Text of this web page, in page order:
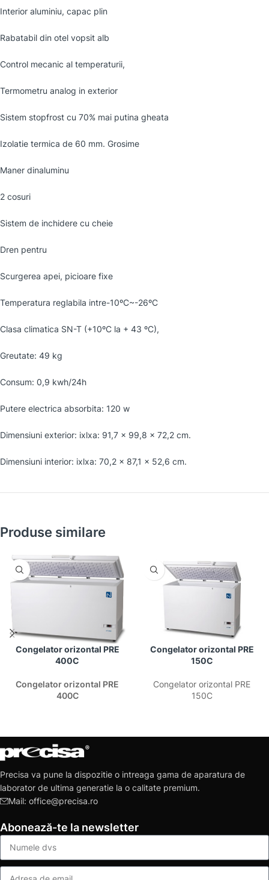
Interior aluminiu, capac plin
Rabatabil din otel vopsit alb
Control mecanic al temperaturii,
Termometru analog in exterior
Sistem stopfrost cu 70% mai putina gheata
Izolatie termica de 60 mm. Grosime
Maner dinaluminu
2 cosuri
Sistem de inchidere cu cheie
Dren pentru
Scurgerea apei, picioare fixe
Temperatura reglabila intre-10ºC~-26ºC
Clasa climatica SN-T (+10ºC la + 43 ºC),
Greutate: 49 kg
Consum: 0,9 kwh/24h
Putere electrica absorbita: 120 w
Dimensiuni exterior: ixlxa: 91,7 x 99,8 x 72,2 cm.
Dimensiuni interior: ixlxa: 70,2 x 87,1 x 52,6 cm.
Produse similare
Congelator orizontal PRE
400C
Congelator orizontal PRE
400C
Congelator orizontal PRE
150C
Congelator orizontal PRE
150C
Precisa va pune la dispozitie o intreaga gama de aparatura de
laborator de ultima generatie la o calitate premium.
Mail: office@precisa.ro
Abonează-te la newsletter